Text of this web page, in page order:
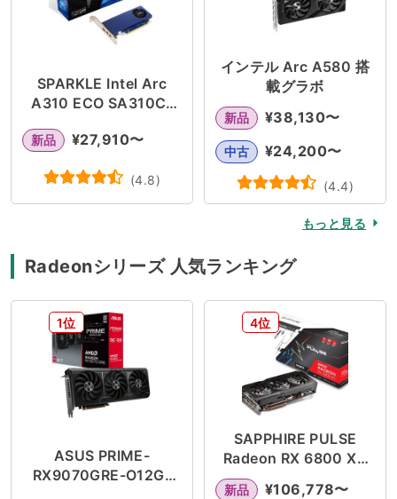
SPARKLE Intel Arc
A310 ECO SA310C-
新品 ¥27,910〜
(4.8)
インテル Arc A580 搭
載グラボ
新品 ¥38,130〜
中古 ¥24,200〜
(4.4)
もっと見る
Radeonシリーズ 人気ランキング
1位
ASUS PRIME-
RX9070GRE-O12G-
4位
SAPPHIRE PULSE
Radeon RX 6800 XT
16GB GDDR6
新品 ¥106,778〜